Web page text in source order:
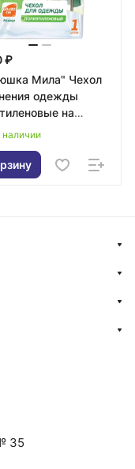
₽
Мила" Чехол
одежды
на
60*90см 1шт
наличии
35